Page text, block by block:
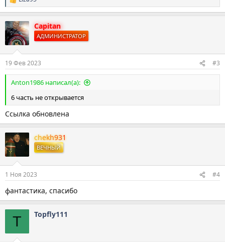
Р
е
к
ц
и
:
Capitan
АДМИНИСТРАТОР
19 Фев 2023 #3
Anton1986 написал(а):
6 часть не открывается
Ссылка обновлена
chekh931
ВЕЧНЫЙ
1 Ноя 2023 #4
фантастика, спасибо
T Topfly111